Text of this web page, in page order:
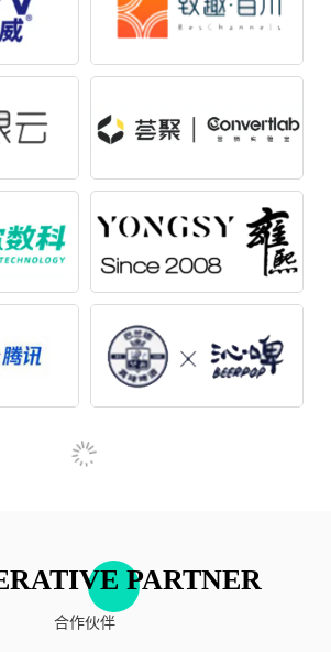
播增长实战》
总裁
场部的真相揭秘》
PARTNER
合作伙伴